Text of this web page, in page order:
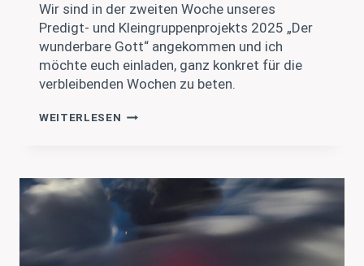
Wir sind in der zweiten Woche unseres
Predigt- und Kleingruppenprojekts 2025 „Der
wunderbare Gott“ angekommen und ich
möchte euch einladen, ganz konkret für die
verbleibenden Wochen zu beten.
WEITERLESEN BETEN
–
#10
DER
WUNDERBARE
GOTT